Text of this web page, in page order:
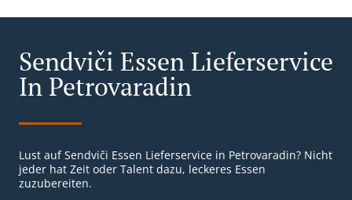
Sendviči Essen Lieferservice
In Petrovaradin
Lust auf Sendviči Essen Lieferservice in Petrovaradin? Nicht
jeder hat Zeit oder Talent dazu, leckeres Essen
zuzubereiten.